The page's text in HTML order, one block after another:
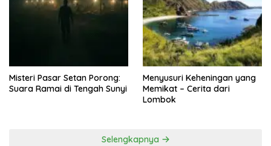
Misteri Pasar Setan Porong:
Suara Ramai di Tengah Sunyi
Menyusuri Keheningan yang
Memikat – Cerita dari
Lombok
Selengkapnya